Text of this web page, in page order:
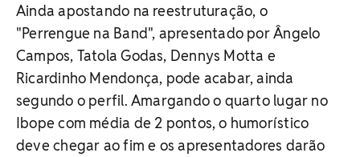
Ainda apostando na reestruturação, o
"Perrengue na Band", apresentado por Ângelo
Campos, Tatola Godas, Dennys Motta e
Ricardinho Mendonça, pode acabar, ainda
segundo o perfil. Amargando o quarto lugar no
Ibope com média de 2 pontos, o humorístico
deve chegar ao fim e os apresentadores darão